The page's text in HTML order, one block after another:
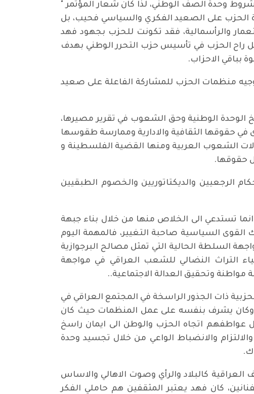
وشروط وحدة الصف الوطني، لذا كان شعار المؤتمر "
الحزب على الصعيد الفكري والسياسي فحيب، بل
والرأسمالية، فقد تكونت للحزب بجهود فهد
راح الحزب في تأسيس حزب التحرر الوطني بهدف
بباقي الاحزاب.
اعتقاله في كانون الثاني 1947 لعبت دورا هاما في توجيه منظمات الحزب للمشاركة الفاعلة على صعيد
الوحدة الوطنية وحق الشعوب في تقرير مصيرها،
حقوقها الثقافية والادارية وممارسة طقوسها
الشعوب العربية ومنها القضية الفلسطينة و
حقوقها.
الرجعيين والديكتاتوريين والخصوم الطبقيين
تستدعي الى الخلاص منها من خلال بناء جبهة
السياسية صاحبة التغيير، فالمهمة اليوم
السلطة الحالية التي تمثل مصالح البرجوازية
التراث النضالي للشعب العراقي في مواجهة
مواطنة وتحقيق العدالة الاجتماعية..
ذات الجذور الراسخة في المجتمع العراقي في
وكان يشرف بنفسه على عمل المنظمات حيث كان
اتجاه الحزب والوطن الى ايمان راسخ
والانضباط الواعي من خلال تجسيد وحدة
كالبلاد والرأي وصوت الاهالي والاساس
كان فهد يعتبر المثقفين هم حاملي الفكر